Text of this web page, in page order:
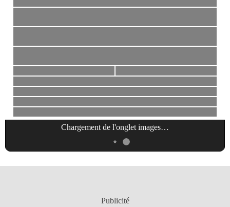
Chargement de l'onglet images…
Publicité